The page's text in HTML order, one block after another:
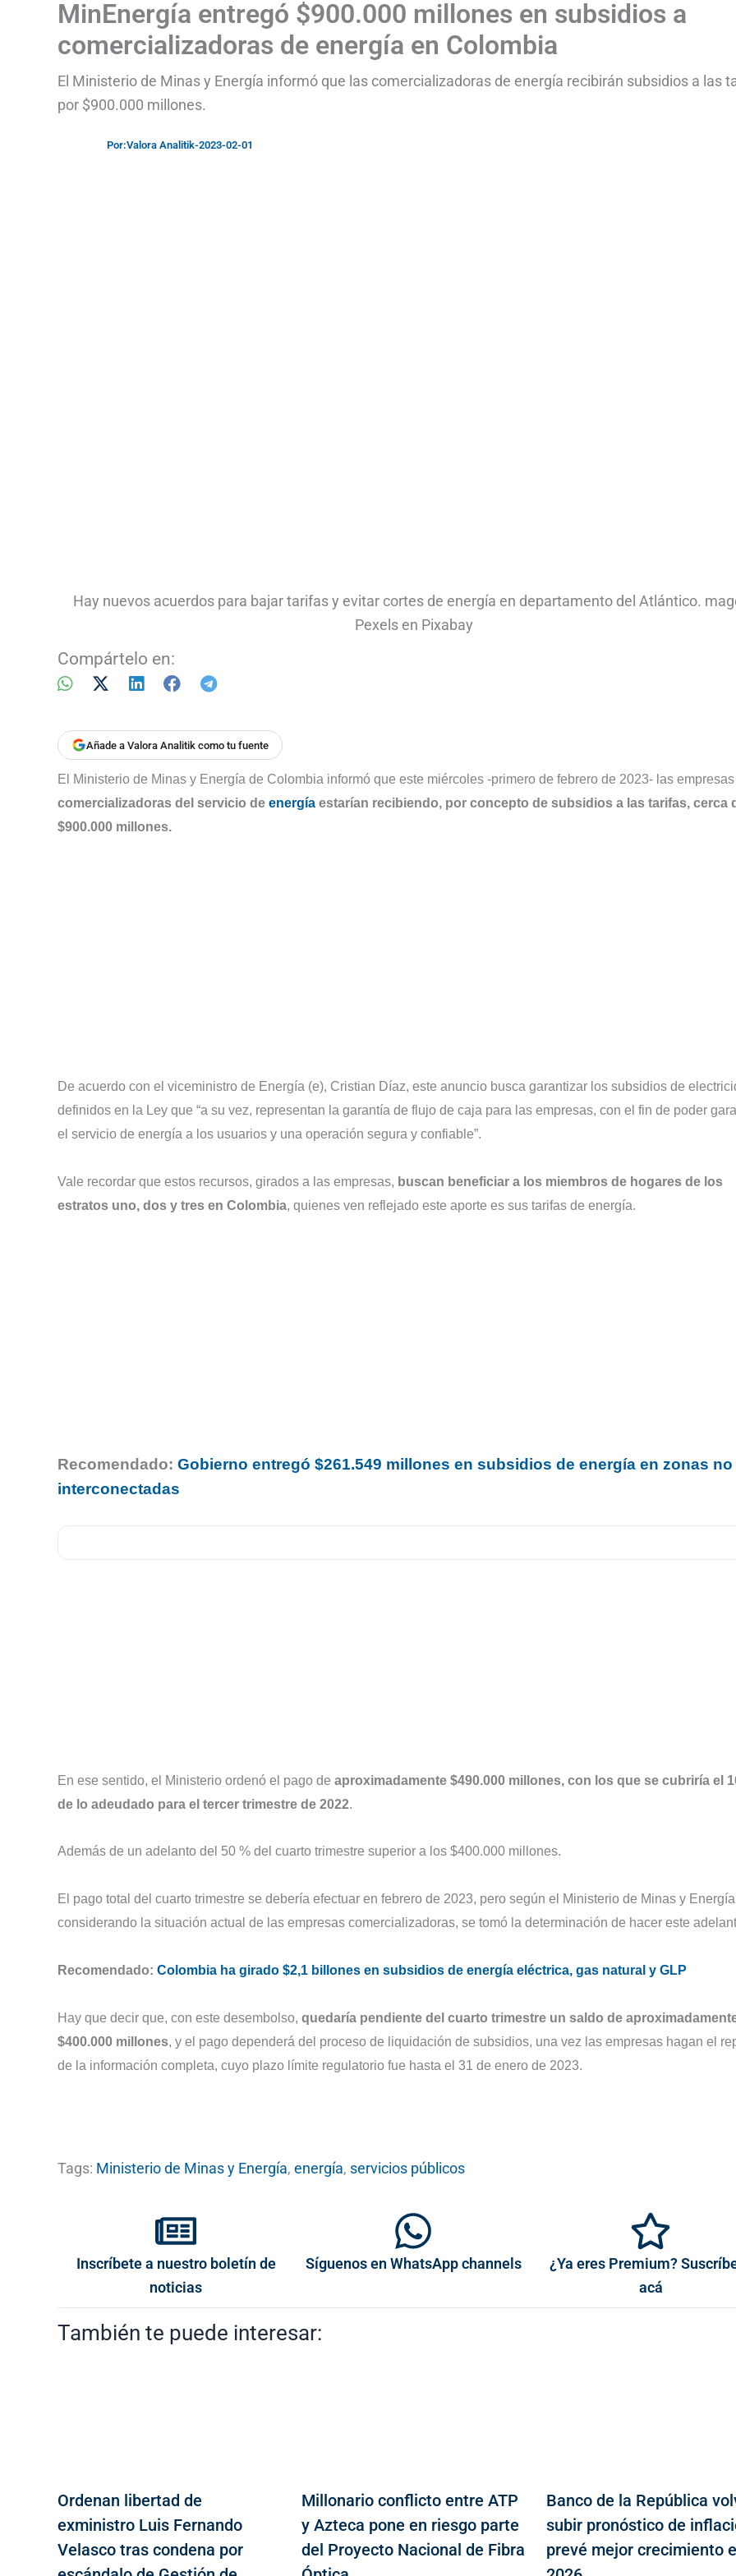
MinEnergía entregó $900.000 millones en subsidios a
comercializadoras de energía en Colombia
El Ministerio de Minas y Energía informó que las comercializadoras de energía recibirán subsidios a las
por $900.000 millones.
Por:Valora Analitik-2023-02-01
Hay nuevos acuerdos para bajar tarifas y evitar cortes de energía en departamento del Atlántico.
Pexels en Pixabay
Compártelo en:
Añade a Valora Analitik como tu fuente
El Ministerio de Minas y Energía de Colombia informó que este miércoles -primero de febrero de 2023- las empresas
comercializadoras del servicio de energía estarían recibiendo, por concepto de subsidios a las tarifas, cerca
$900.000 millones.
De acuerdo con el viceministro de Energía (e), Cristian Díaz, este anuncio busca garantizar los subsidios de
definidos en la Ley que “a su vez, representan la garantía de flujo de caja para las empresas, con el fin de poder
el servicio de energía a los usuarios y una operación segura y confiable”.
Vale recordar que estos recursos, girados a las empresas, buscan beneficiar a los miembros de hogares de los
estratos uno, dos y tres en Colombia, quienes ven reflejado este aporte es sus tarifas de energía.
Recomendado: Gobierno entregó $261.549 millones en subsidios de energía en zonas no
interconectadas
En ese sentido, el Ministerio ordenó el pago de aproximadamente $490.000 millones, con los que se cubriría el
de lo adeudado para el tercer trimestre de 2022.
Además de un adelanto del 50 % del cuarto trimestre superior a los $400.000 millones.
El pago total del cuarto trimestre se debería efectuar en febrero de 2023, pero según el Ministerio de Minas y
considerando la situación actual de las empresas comercializadoras, se tomó la determinación de hacer este
Recomendado: Colombia ha girado $2,1 billones en subsidios de energía eléctrica, gas natural y GLP
Hay que decir que, con este desembolso, quedaría pendiente del cuarto trimestre un saldo de
$400.000 millones, y el pago dependerá del proceso de liquidación de subsidios, una vez las empresas hagan el
de la información completa, cuyo plazo límite regulatorio fue hasta el 31 de enero de 2023.
Tags: Ministerio de Minas y Energía, energía, servicios públicos
Inscríbete a nuestro boletín de
noticias
Síguenos en WhatsApp channels
¿Ya eres Premium?
acá
También te puede interesar:
Ordenan libertad de
exministro Luis Fernando
Velasco tras condena por
Millonario conflicto entre ATP
y Azteca pone en riesgo parte
del Proyecto Nacional de Fibra
Banco de la República
subir pronóstico de
prevé mejor crecimiento